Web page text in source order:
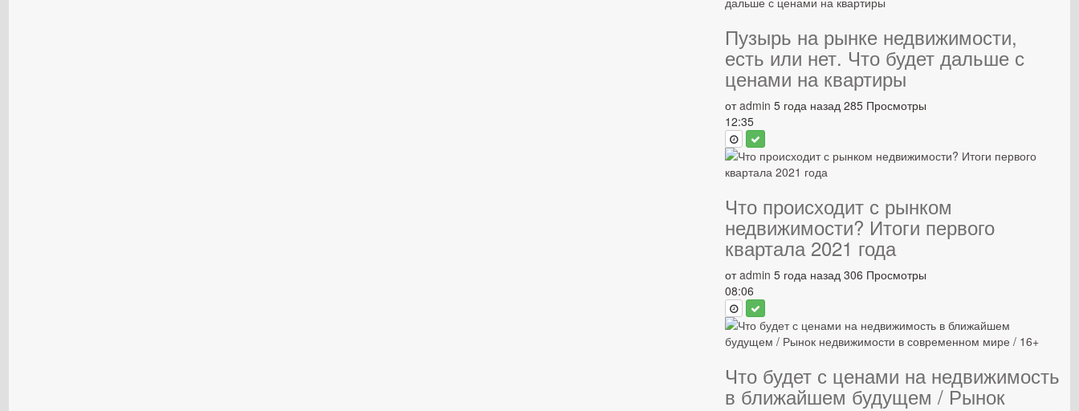
Пузырь на рынке недвижимости,
есть или нет. Что будет дальше с
ценами на квартиры
отadmin 5 года назад 285 Просмотры
12:35
Что происходит с рынком
недвижимости? Итоги первого
квартала 2021 года
отadmin 5 года назад 306 Просмотры
08:06
Что будет с ценами на недвижимость
в ближайшем будущем / Рынок